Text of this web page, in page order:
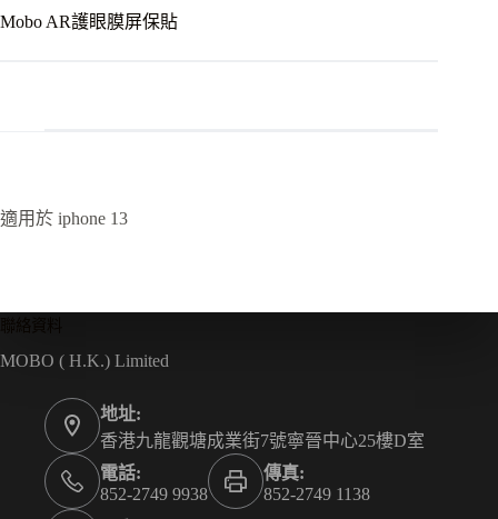
Mobo AR護眼膜屏保貼
適用於 iphone 13
MOBO ( H.K.) Limited
地址:
香港九龍觀塘成業街7號寧晉中心25樓D室
電話:
852-2749 9938
傳真:
852-2749 1138